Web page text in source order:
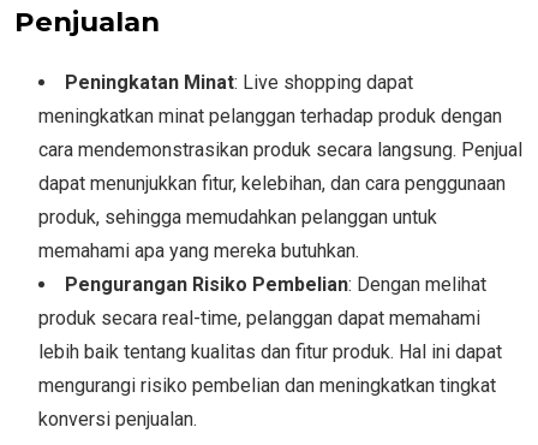
Penjualan
Peningkatan Minat: Live shopping dapat
meningkatkan minat pelanggan terhadap produk dengan
cara mendemonstrasikan produk secara langsung. Penjual
dapat menunjukkan fitur, kelebihan, dan cara penggunaan
produk, sehingga memudahkan pelanggan untuk
memahami apa yang mereka butuhkan.
Pengurangan Risiko Pembelian: Dengan melihat
produk secara real-time, pelanggan dapat memahami
lebih baik tentang kualitas dan fitur produk. Hal ini dapat
mengurangi risiko pembelian dan meningkatkan tingkat
konversi penjualan.